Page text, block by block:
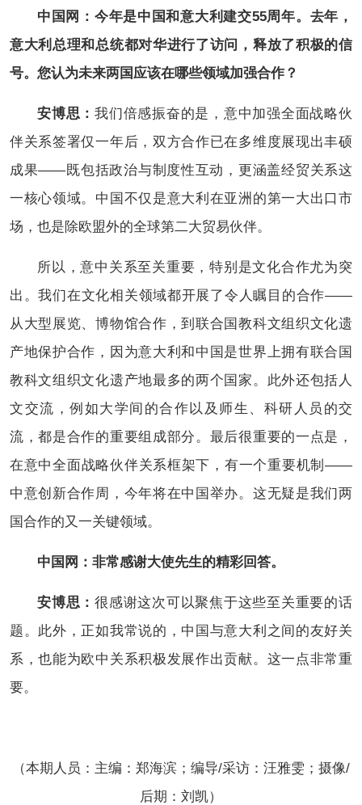
中国网：今年是中国和意大利建交55周年。去年，
意大利总理和总统都对华进行了访问，释放了积极的信
号。您认为未来两国应该在哪些领域加强合作？
安博思：我们倍感振奋的是，意中加强全面战略伙
伴关系签署仅一年后，双方合作已在多维度展现出丰硕
成果——既包括政治与制度性互动，更涵盖经贸关系这
一核心领域。中国不仅是意大利在亚洲的第一大出口市
场，也是除欧盟外的全球第二大贸易伙伴。
所以，意中关系至关重要，特别是文化合作尤为突
出。我们在文化相关领域都开展了令人瞩目的合作——
从大型展览、博物馆合作，到联合国教科文组织文化遗
产地保护合作，因为意大利和中国是世界上拥有联合国
教科文组织文化遗产地最多的两个国家。此外还包括人
文交流，例如大学间的合作以及师生、科研人员的交
流，都是合作的重要组成部分。最后很重要的一点是，
在意中全面战略伙伴关系框架下，有一个重要机制——
中意创新合作周，今年将在中国举办。这无疑是我们两
国合作的又一关键领域。
中国网：非常感谢大使先生的精彩回答。
安博思：很感谢这次可以聚焦于这些至关重要的话
题。此外，正如我常说的，中国与意大利之间的友好关
系，也能为欧中关系积极发展作出贡献。这一点非常重
要。
（本期人员： 主编：郑海滨； 编导/采访：汪雅雯；摄像/
后期：刘凯）